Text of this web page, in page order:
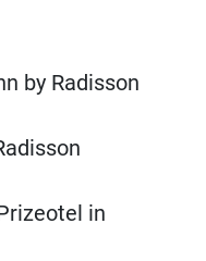
by Radisson
in